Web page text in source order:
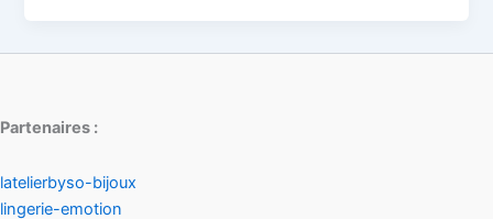
Partenaires :
latelierbyso-bijoux
lingerie-emotion